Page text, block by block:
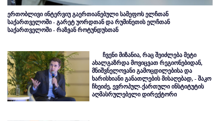
ერთობლივი ინტერვიუ გაერთიანებული სამეფოს ელჩთან
საქართველოში - გარეტ უორდთან და რუმინეთის ელჩთან
საქართველოში - რაზვან როტუნდუსთან
ჩვენი მიზანია, რაც შეიძლება მეტი
ახალგაზრდა მოვიცვათ რეგიონებიდან,
მნიშვნელოვანი გამოცდილებისა და
ხარისხიანი განათლების მისაღებად, - შაკო
ჩხეიძე, ევროპულ-ქართული ინსტიტუტის
აღმასრულებელი დირექტორი